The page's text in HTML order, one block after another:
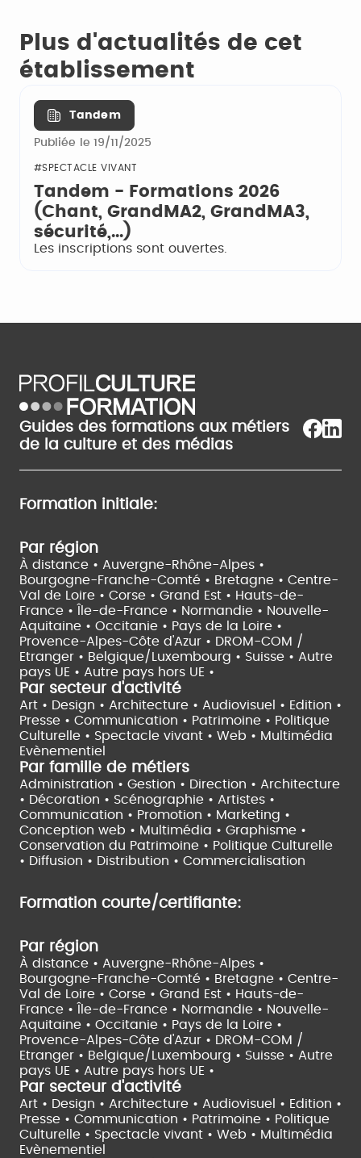
Plus d'actualités de cet
établissement
Tandem
Publiée le 19/11/2025
#SPECTACLE VIVANT
Tandem - Formations 2026
(Chant, GrandMA2, GrandMA3,
sécurité,...)
Les inscriptions sont ouvertes.
Guides des formations aux métiers
de la culture et des médias
Formation initiale:
Par région
À distance • Auvergne-Rhône-Alpes •
Bourgogne-Franche-Comté • Bretagne • Centre-
Val de Loire • Corse • Grand Est • Hauts-de-
France •
Île-de-France • Normandie • Nouvelle-
Aquitaine • Occitanie • Pays de la Loire •
Provence-Alpes-Côte d'Azur • DROM-COM /
Etranger • Belgique/Luxembourg • Suisse • Autre
pays UE • Autre pays hors UE •
Par secteur d'activité
Art • Design • Architecture • Audiovisuel • Edition •
Presse • Communication • Patrimoine • Politique
Culturelle • Spectacle vivant • Web • Multimédia
Evènementiel
Par famille de métiers
Administration • Gestion • Direction • Architecture
• Décoration • Scénographie • Artistes •
Communication • Promotion • Marketing •
Conception web • Multimédia • Graphisme •
Conservation du Patrimoine • Politique Culturelle
• Diffusion • Distribution • Commercialisation
Formation courte/certifiante:
Par région
À distance • Auvergne-Rhône-Alpes •
Bourgogne-Franche-Comté • Bretagne • Centre-
Val de Loire • Corse • Grand Est • Hauts-de-
France •
Île-de-France • Normandie • Nouvelle-
Aquitaine • Occitanie • Pays de la Loire •
Provence-Alpes-Côte d'Azur • DROM-COM /
Etranger • Belgique/Luxembourg • Suisse • Autre
pays UE • Autre pays hors UE •
Par secteur d'activité
Art • Design • Architecture • Audiovisuel • Edition •
Presse • Communication • Patrimoine • Politique
Culturelle • Spectacle vivant • Web • Multimédia
Evènementiel